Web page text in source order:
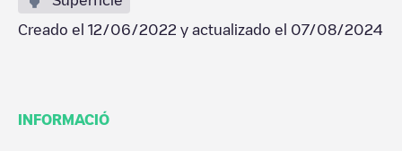
Creado el 12/06/2022 y actualizado el 07/08/2024
INFORMACIÓ